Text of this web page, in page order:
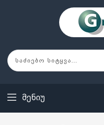
Მენიუ